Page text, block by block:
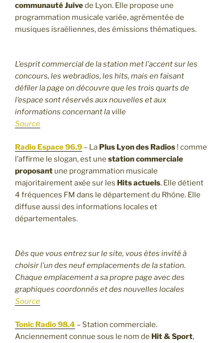
communauté Juivede Lyon. Elle propose une
programmation musicale variée, agrémentée de
musiques israéliennes, des émissions thématiques.
L’esprit commercial de la station met l’accent sur les
concours, les webradios, les hits, mais en faisant
défiler la page on découvre que les trois quarts de
l’espace sont réservés aux nouvelles et aux
informations concernant la ville
Source
Radio Espace 96.9 – La Plus Lyon des Radios ! comme
l’affirme le slogan, est une station commerciale
proposant une programmation musicale
majoritairement axée sur les Hits actuels. Elle détient
4 fréquences FM dans le département du Rhône. Elle
diffuse aussi des informations locales et
départementales.
Dès que vous entrez sur le site, vous êtes invité à
choisir l’un des neuf emplacements de la station.
Chaque emplacement a sa propre page avec des
graphiques coordonnés et des nouvelles locales
Source
Tonic Radio 98.4 – Station commerciale.
Anciennement connue sous le nom de Hit & Sport,